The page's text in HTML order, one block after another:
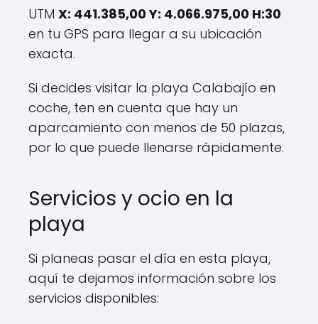
UTM X: 441.385,00 Y: 4.066.975,00 H:30
en tu GPS para llegar a su ubicación
exacta.
Si decides visitar la playa Calabajío en
coche, ten en cuenta que hay un
aparcamiento con menos de 50 plazas,
por lo que puede llenarse rápidamente.
Servicios y ocio en la
playa
Si planeas pasar el día en esta playa,
aquí te dejamos información sobre los
servicios disponibles: